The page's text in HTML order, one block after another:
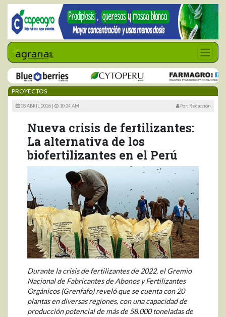
PROYECTOS
08 ABRIL 2026 | 10:24 AM Por: Redacción
Nueva crisis de fertilizantes:
La alternativa de los
biofertilizantes en el Perú
Durante la crisis de fertilizantes de 2022, el Gremio
Nacional de Fabricantes de Abonos y Fertilizantes
Orgánicos (Grenfafo) reveló que se cuenta con 20
plantas en diversas regiones, con una capacidad de
producción potencial de más de 58.000 toneladas de